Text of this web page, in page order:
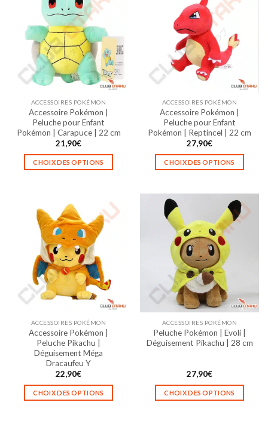
variations.
Les
options
peuvent
être
choisies
sur
page
produit
variations.
Les
options
peuvent
être
choisies
sur
page
produit
ACCESSOIRES POKÉMON
Accessoire Pokémon |
Peluche pour Enfant
Pokémon | Carapuce | 22 cm
21,90€
CHOIX DES OPTIONS
plusieurs
variations.
Les
options
peuvent
être
choisies
sur
page
du
produit
ACCESSOIRES POKÉMON
Accessoire Pokémon |
Peluche pour Enfant
Pokémon | Reptincel | 22 cm
27,90€
CHOIX DES OPTIONS
plusieurs
variations.
Les
options
peuvent
être
choisies
sur
la
page
du
ACCESSOIRES POKÉMON
Accessoire Pokémon |
Peluche Pikachu |
Déguisement Méga
Dracaufeu Y
22,90€
CHOIX DES OPTIONS
ACCESSOIRES POKÉMON
Peluche Pokémon | Evoli |
Déguisement Pikachu | 28 cm
27,90€
CHOIX DES OPTIONS